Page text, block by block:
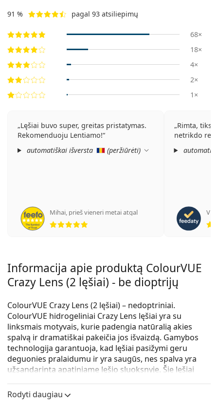
91 % pagal 93 atsiliepimų
68×
18×
4×
2×
1×
Lęšiai buvo super, greitas pristatymas.
Rekomenduoju Lentiamo!
automatiškai išversta
(peržiūrėti)
Mihai, prieš vieneri metai atgal
Įvertinimas 5 iš 5
Rimta,
netrikdo
Informacija apie produktą ColourVUE
Crazy Lens (2 lęšiai) - be dioptrijų
ColourVUE Crazy Lens (2 lęšiai) – nedoptriniai.
ColourVUE hidrogeliniai Crazy Lens lęšiai yra su
linksmais motyvais, kurie padengia natūralią akies
spalvą ir dramatiškai pakeičia jos išvaizdą. Gamybos
technologija garantuoja, kad lęšiai pasižymi geru
deguonies pralaidumu ir yra saugūs, nes spalva yra
užsandarinta apatiniame lęšio sluoksnyje. Šie lęšiai
tris mėnesius.
Rodyti daugiau